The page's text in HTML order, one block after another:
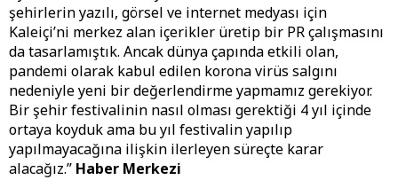
şehirlerin yazılı, görsel ve internet medyası için
Kaleiçi’ni merkez alan içerikler üretip bir PR çalışmasını
da tasarlamıştık. Ancak dünya çapında etkili olan,
pandemi olarak kabul edilen korona virüs salgını
nedeniyle yeni bir değerlendirme yapmamız gerekiyor.
Bir şehir festivalinin nasıl olması gerektiği 4 yıl içinde
ortaya koyduk ama bu yıl festivalin yapılıp
yapılmayacağına ilişkin ilerleyen süreçte karar
alacağız.” Haber Merkezi